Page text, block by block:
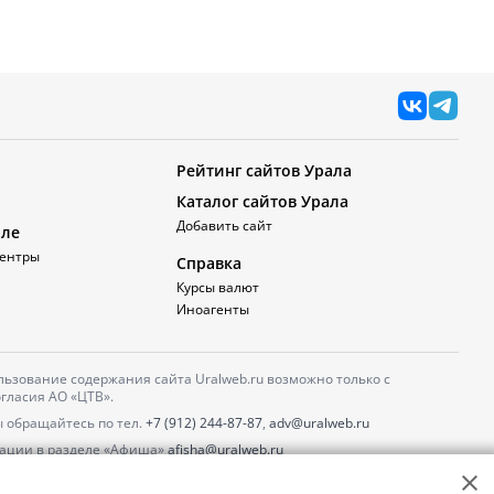
Рейтинг сайтов Урала
Каталог сайтов Урала
Добавить сайт
Справка
Курсы валют
Иноагенты
содержания сайта Uralweb.ru возможно только с
АО «ЦТВ».
по тел. +7 (912) 244-87-87, adv@uralweb.ru
в разделе «Афиша»afisha@uralweb.ru